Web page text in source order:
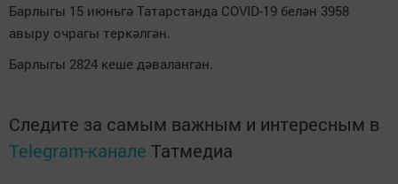
Барлыгы 15 июньгә Татарстанда COVID-19 белән 3958
авыру очрагы теркәлгән.
Барлыгы 2824 кеше дәваланган.
Следите за самым важным и интересным в
Telegram-канале Татмедиа